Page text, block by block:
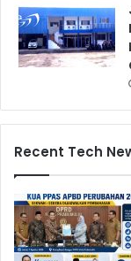
Recent Tech